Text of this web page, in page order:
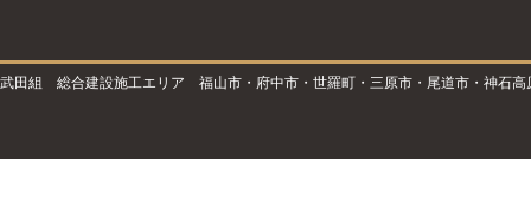
武田組 総合建設施工エリア 福山市・府中市・世羅町・三原市・尾道市・神石高